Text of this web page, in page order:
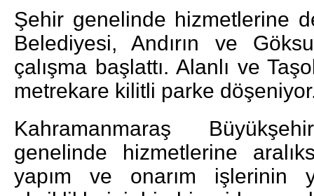
Şehir genelinde hizmetlerine
Belediyesi, Andırın ve
çalışma başlattı. Alanlı ve
metrekare kilitli parke
Kahramanmaraş
genelinde hizmetlerine
yapım ve onarım işlerinin